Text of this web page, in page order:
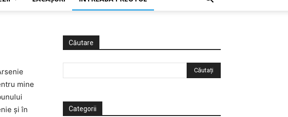
mine
şi în
Căutare
Categorii